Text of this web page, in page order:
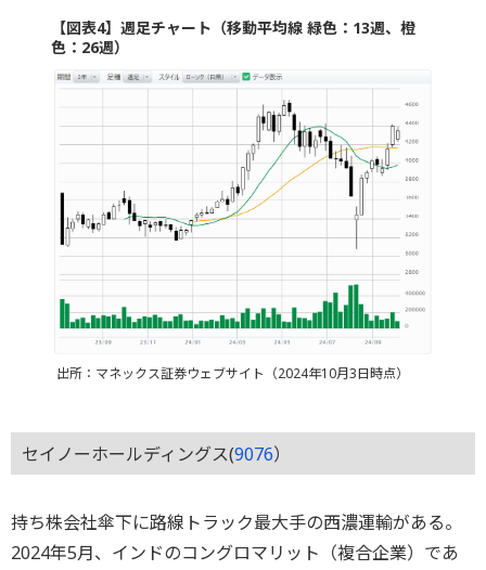
【図表4】週足チャート（移動平均線 緑色：13週、橙
色：26週）
出所：マネックス証券ウェブサイト（2024年10月3日時点）
セイノーホールディングス(9076）
持ち株会社傘下に路線トラック最大手の西濃運輸がある。
2024年5月、インドのコングロマリット（複合企業）であ